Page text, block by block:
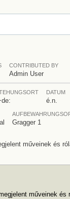
CONTRIBUTED BY
Admin User
DATUM
é.n.
Gragger 1
műveinek és
műveinek és